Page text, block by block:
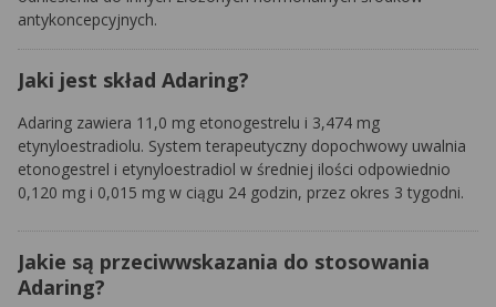
antykoncepcyjnych.
Jaki jest skład Adaring?
Adaring zawiera 11,0 mg etonogestrelu i 3,474 mg
etynyloestradiolu. System terapeutyczny dopochwowy uwalnia
etonogestrel i etynyloestradiol w średniej ilości odpowiednio
0,120 mg i 0,015 mg w ciągu 24 godzin, przez okres 3 tygodni.
Jakie są przeciwwskazania do stosowania
Adaring?